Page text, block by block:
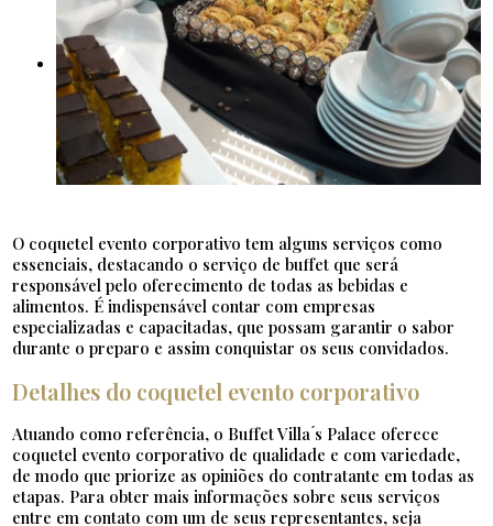
O coquetel evento corporativo tem alguns serviços como
essenciais, destacando o serviço de buffet que será
responsável pelo oferecimento de todas as bebidas e
alimentos. É indispensável contar com empresas
especializadas e capacitadas, que possam garantir o sabor
durante o preparo e assim conquistar os seus convidados.
Detalhes do coquetel evento corporativo
Atuando como referência, o Buffet Villa ́s Palace oferece
coquetel evento corporativo de qualidade e com variedade,
de modo que priorize as opiniões do contratante em todas as
etapas. Para obter mais informações sobre seus serviços
entre em contato com um de seus representantes, seja